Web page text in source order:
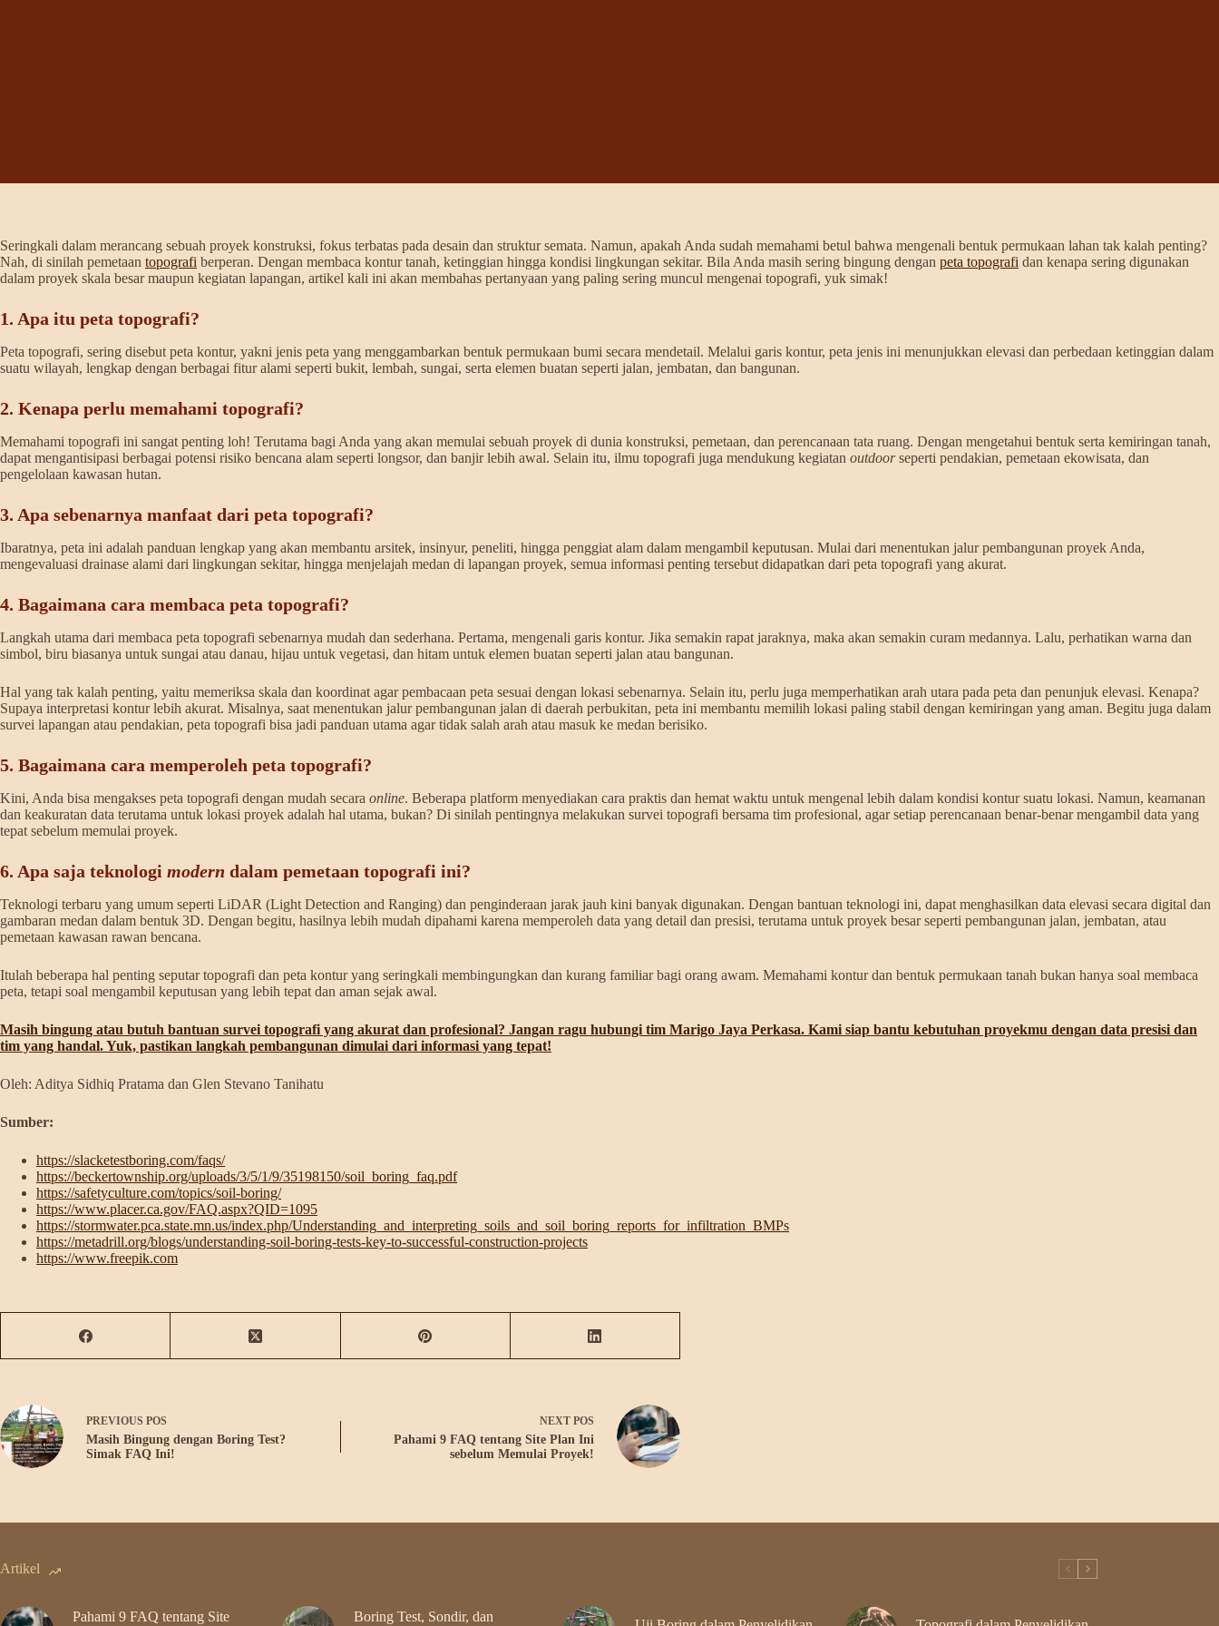
Seringkali dalam merancang sebuah proyek konstruksi, fokus terbatas pada desain dan struktur semata. Namun, apakah Anda sudah memahami betul bahwa mengenali bentuk permukaan lahan tak kalah penting?
Nah, di sinilah pemetaan topografi berperan. Dengan membaca kontur tanah, ketinggian hingga kondisi lingkungan sekitar. Bila Anda masih sering bingung dengan peta topografi dan kenapa sering digunakan
dalam proyek skala besar maupun kegiatan lapangan, artikel kali ini akan membahas pertanyaan yang paling sering muncul mengenai topografi, yuk simak!
1. Apa itu peta topografi?
Peta topografi, sering disebut peta kontur, yakni jenis peta yang menggambarkan bentuk permukaan bumi secara mendetail. Melalui garis kontur, peta jenis ini menunjukkan elevasi dan perbedaan ketinggian dalam
suatu wilayah, lengkap dengan berbagai fitur alami seperti bukit, lembah, sungai, serta elemen buatan seperti jalan, jembatan, dan bangunan.
2. Kenapa perlu memahami topografi?
Memahami topografi ini sangat penting loh! Terutama bagi Anda yang akan memulai sebuah proyek di dunia konstruksi, pemetaan, dan perencanaan tata ruang. Dengan mengetahui bentuk serta kemiringan tanah,
dapat mengantisipasi berbagai potensi risiko bencana alam seperti longsor, dan banjir lebih awal. Selain itu, ilmu topografi juga mendukung kegiatan outdoorseperti pendakian, pemetaan ekowisata, dan
pengelolaan kawasan hutan.
3. Apa sebenarnya manfaat dari peta topografi?
Ibaratnya, peta ini adalah panduan lengkap yang akan membantu arsitek, insinyur, peneliti, hingga penggiat alam dalam mengambil keputusan. Mulai dari menentukan jalur pembangunan proyek Anda,
mengevaluasi drainase alami dari lingkungan sekitar, hingga menjelajah medan di lapangan proyek, semua informasi penting tersebut didapatkan dari peta topografi yang akurat.
4. Bagaimana cara membaca peta topografi?
Langkah utama dari membaca peta topografi sebenarnya mudah dan sederhana. Pertama, mengenali garis kontur. Jika semakin rapat jaraknya, maka akan semakin curam medannya. Lalu, perhatikan warna dan
simbol, biru biasanya untuk sungai atau danau, hijau untuk vegetasi, dan hitam untuk elemen buatan seperti jalan atau bangunan.
Hal yang tak kalah penting, yaitu memeriksa skala dan koordinat agar pembacaan peta sesuai dengan lokasi sebenarnya. Selain itu, perlu juga memperhatikan arah utara pada peta dan penunjuk elevasi. Kenapa?
Supaya interpretasi kontur lebih akurat. Misalnya, saat menentukan jalur pembangunan jalan di daerah perbukitan, peta ini membantu memilih lokasi paling stabil dengan kemiringan yang aman. Begitu juga dalam
survei lapangan atau pendakian, peta topografi bisa jadi panduan utama agar tidak salah arah atau masuk ke medan berisiko.
5. Bagaimana cara memperoleh peta topografi?
Kini, Anda bisa mengakses peta topografi dengan mudah secara online. Beberapa platform menyediakan cara praktis dan hemat waktu untuk mengenal lebih dalam kondisi kontur suatu lokasi. Namun, keamanan
dan keakuratan data terutama untuk lokasi proyek adalah hal utama, bukan? Di sinilah pentingnya melakukan survei topografi bersama tim profesional, agar setiap perencanaan benar-benar mengambil data yang
tepat sebelum memulai proyek.
6. Apa saja teknologi modern dalam pemetaan topografi ini?
Teknologi terbaru yang umum seperti LiDAR (Light Detection and Ranging) dan penginderaan jarak jauh kini banyak digunakan. Dengan bantuan teknologi ini, dapat menghasilkan data elevasi secara digital dan
gambaran medan dalam bentuk 3D. Dengan begitu, hasilnya lebih mudah dipahami karena memperoleh data yang detail dan presisi, terutama untuk proyek besar seperti pembangunan jalan, jembatan, atau
pemetaan kawasan rawan bencana.
Itulah beberapa hal penting seputar topografi dan peta kontur yang seringkali membingungkan dan kurang familiar bagi orang awam. Memahami kontur dan bentuk permukaan tanah bukan hanya soal membaca
peta, tetapi soal mengambil keputusan yang lebih tepat dan aman sejak awal.
Masih bingung atau butuh bantuan survei topografi yang akurat dan profesional? Jangan ragu hubungi tim Marigo Jaya Perkasa. Kami siap bantu kebutuhan proyekmu dengan data presisi dan
tim yang handal. Yuk, pastikan langkah pembangunan dimulai dari informasi yang tepat!
Oleh: Aditya Sidhiq Pratama dan Glen Stevano Tanihatu
Sumber:
https://slacketestboring.com/faqs/
https://beckertownship.org/uploads/3/5/1/9/35198150/soil_boring_faq.pdf
https://safetyculture.com/topics/soil-boring/
https://www.placer.ca.gov/FAQ.aspx?QID=1095
https://stormwater.pca.state.mn.us/index.php/Understanding_and_interpreting_soils_and_soil_boring_reports_for_infiltration_BMPs
https://metadrill.org/blogs/understanding-soil-boring-tests-key-to-successful-construction-projects
https://www.freepik.com
PREVIOUS POS
Masih Bingung dengan Boring Test?
Simak FAQ Ini!
NEXT POS
Pahami 9 FAQ tentang Site Plan Ini
sebelum Memulai Proyek!
Artikel
Pahami 9 FAQ tentang Site
Boring Test, Sondir, dan